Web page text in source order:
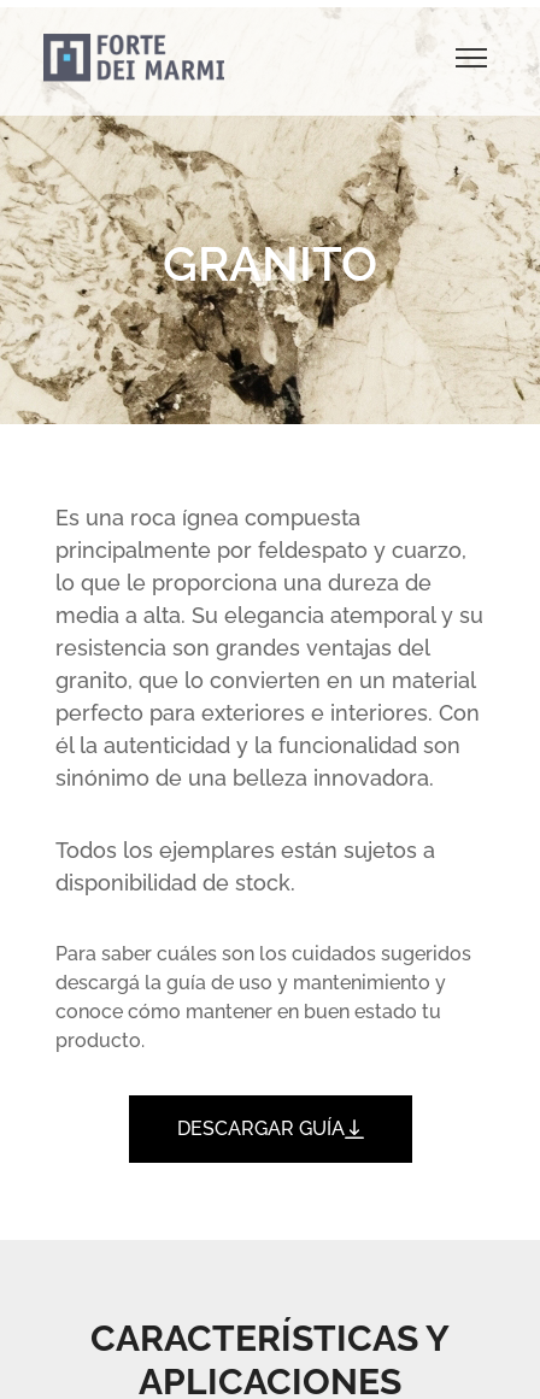
GRANITO
Es una roca ígnea compuesta
principalmente por feldespato y cuarzo,
lo que le proporciona una dureza de
media a alta. Su elegancia atemporal y su
resistencia son grandes ventajas del
granito, que lo convierten en un material
perfecto para exteriores e interiores. Con
él la autenticidad y la funcionalidad son
sinónimo de una belleza innovadora.
Todos los ejemplares están sujetos a
disponibilidad de stock.
Para saber cuáles son los cuidados sugeridos
descargá la guía de uso y mantenimiento y
conoce cómo mantener en buen estado tu
producto.
DESCARGAR GUÍA
CARACTERÍSTICAS Y
APLICACIONES